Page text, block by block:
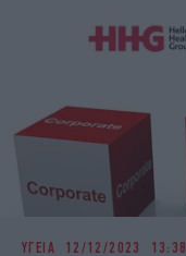
ΥΓΕΙΑ 12/12/2023 13:38